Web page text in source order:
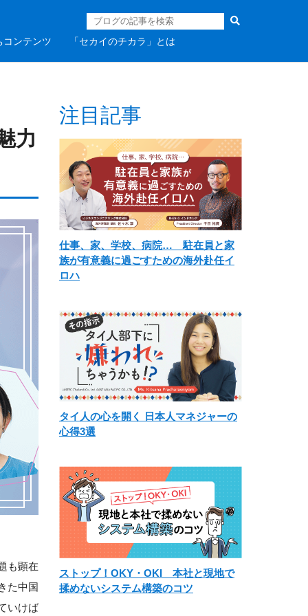
コンテンツ 「セカイのチカラ」とは
力
も顕在
た中国
いけば
注目記事
仕事、家、学校、病院… 駐在員と家
族が有意義に過ごすための海外赴任イ
ロハ
タイ人の心を開く 日本人マネジャーの
心得3選
ストップ！OKY・OKI 本社と現地で
揉めないシステム構築のコツ